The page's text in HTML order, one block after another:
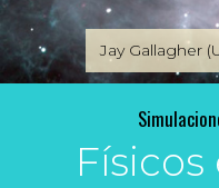
Jay Gallagher
Físicos